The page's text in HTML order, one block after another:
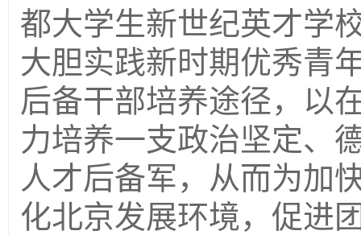
都大学生新世纪英才学
大胆实践新时期优秀青
后备干部培养途径，以
力培养一支政治坚定、
人才后备军，从而为加
化北京发展环境，促进